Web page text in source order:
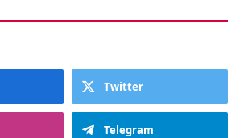
Twitter
Telegram